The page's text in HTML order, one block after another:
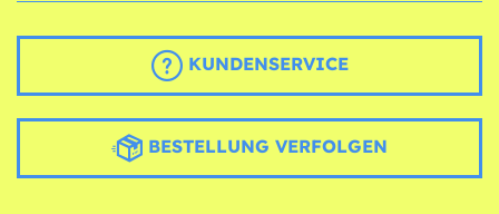
KUNDENSERVICE
BESTELLUNG VERFOLGEN